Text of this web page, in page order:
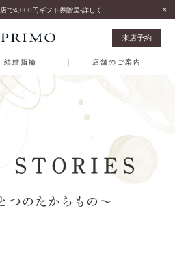
来店予約
結婚指輪 店舗のご案内
STORIES
つのたからもの～